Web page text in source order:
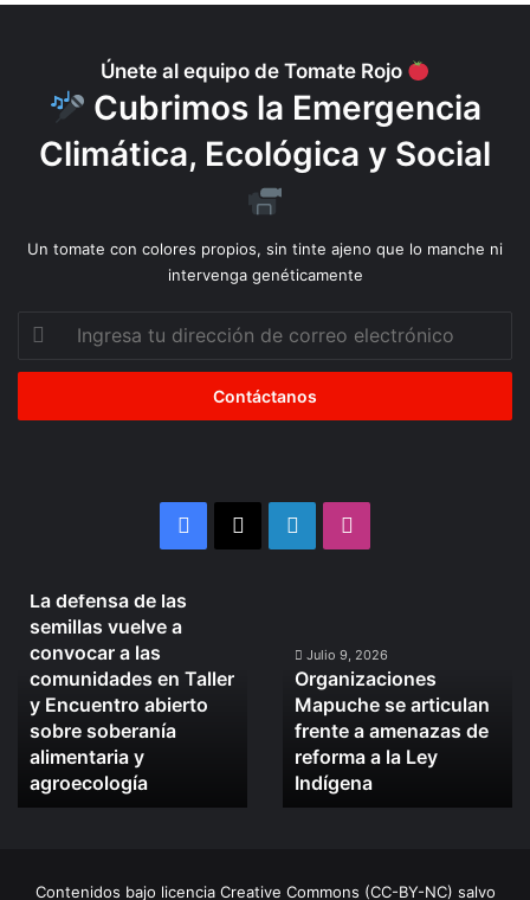
Únete al equipo de Tomate Rojo
Cubrimos la Emergencia
Climática, Ecológica y Social
Un tomate con colores propios, sin tinte ajeno que lo manche ni
intervenga genéticamente
Ingresa
dirección
correo
Facebook LinkedIn
La
defensa
de
las
semillas
vuelve
convocar
a
La defensa de las
semillas vuelve a
convocar a las
comunidades en Taller
y Encuentro abierto
sobre soberanía
alimentaria y
agroecología
se
articulan
frente
amenazas
de
reforma
Julio 9, 2026
Organizaciones
Mapuche se articulan
frente a amenazas de
reforma a la Ley
Indígena
Contenidos bajo licencia Creative Commons (CC-BY-NC) salvo